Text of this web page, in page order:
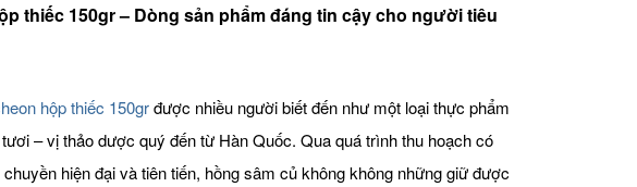
thiếc 150gr – Dòng sản phẩm đáng tin cậy cho người tiêu
hộp thiếc 150grđược nhiều người biết đến như một loại thực phẩm
– vị thảo dược quý đến từ Hàn Quốc. Qua quá trình thu hoạch có
hiện đại và tiên tiến, hồng sâm củ không không những giữ được